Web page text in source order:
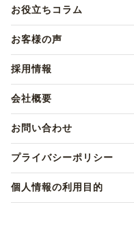
お役立ちコラム
お客様の声
採用情報
会社概要
お問い合わせ
プライバシーポリシー
個人情報の利用目的